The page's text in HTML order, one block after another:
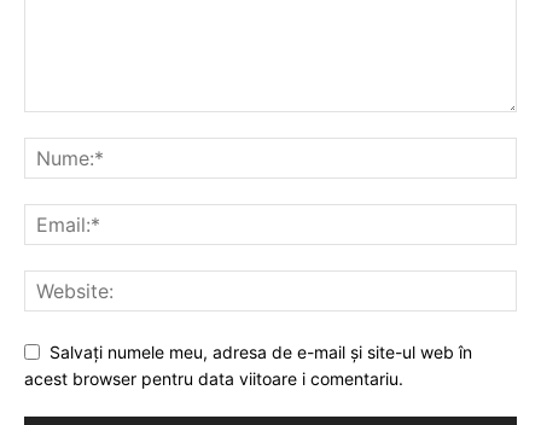
Salvați numele meu, adresa de e-mail și site-ul web în
acest browser pentru data viitoare i comentariu.